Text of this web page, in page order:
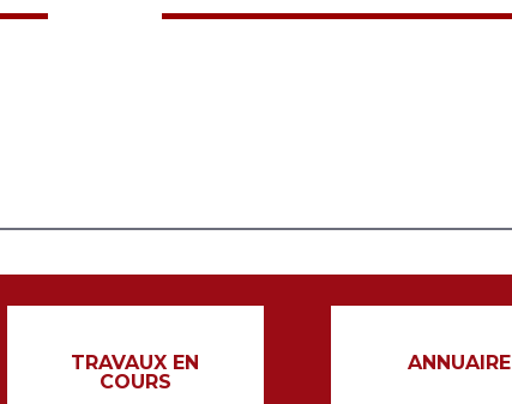
TRAVAUX EN
COURS
ANNUAIRE